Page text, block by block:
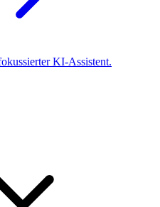
KI-Assistent.